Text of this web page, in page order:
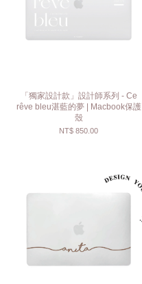
「獨家設計款」設計師系列 - Ce
rêve bleu湛藍的夢 | Macbook保護
殼
NT$ 850.00